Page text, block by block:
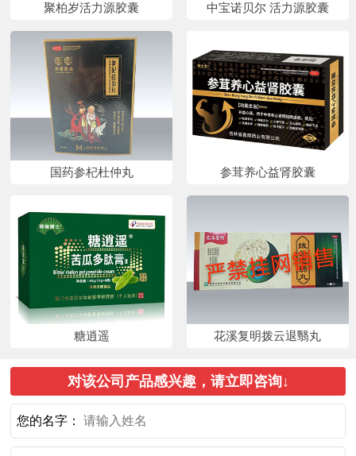
聚柏岁活力源胶囊 中宝诺贝尔 活力源胶囊
国药参杞杜仲丸 参茸养心益肾胶囊
糖逍遥 花溪复明拨云退翳丸
对该公司产品感兴趣，请立即咨询↓
您的名字：